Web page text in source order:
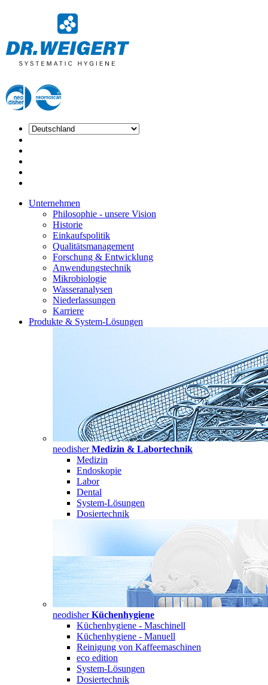
Unternehmen
Philosophie - unsere Vision
Historie
Einkaufspolitik
Qualitätsmanagement
Forschung & Entwicklung
Anwendungstechnik
Mikrobiologie
Wasseranalysen
Niederlassungen
Karriere
Produkte & System-Lösungen
neodisherMedizin & Labortechnik
Medizin
Endoskopie
Labor
Dental
System-Lösungen
Dosiertechnik
neodisherKüchenhygiene
Küchenhygiene - Maschinell
Küchenhygiene - Manuell
Reinigung von Kaffeemaschinen
eco edition
System-Lösungen
Dosiertechnik